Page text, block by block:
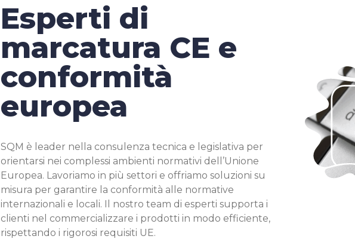
GPSR
Esperti di
marcatura CE e
conformità
europea
SQM è leader nella consulenza tecnica e legislativa per
orientarsi nei complessi ambienti normativi dell’Unione
Europea. Lavoriamo in più settori e offriamo soluzioni su
misura per garantire la conformità alle normative
internazionali e locali. Il nostro team di esperti supporta i
clienti nel commercializzare i prodotti in modo efficiente,
rispettando i rigorosi requisiti UE.